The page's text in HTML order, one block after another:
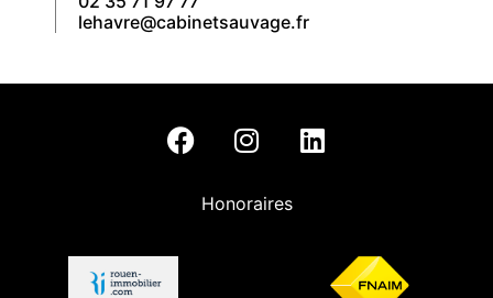
lehavre@cabinetsauvage.fr
Honoraires